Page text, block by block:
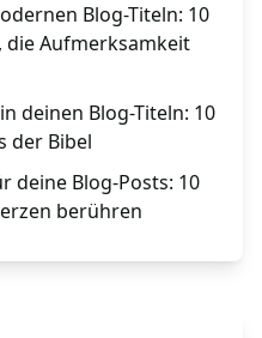
Blog-Titeln: 10
Aufmerksamkeit
deinen Blog-Titeln: 10
der Bibel
deine Blog-Posts: 10
berühren